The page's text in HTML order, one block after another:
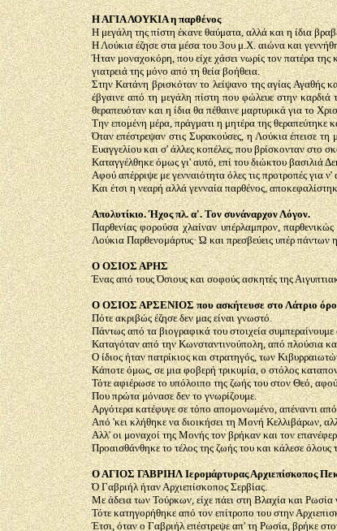
Η ΑΓΙΑ ΛΟΥΚΙΑ η παρθένος
Η μεγάλη της πίστη έκανε θαύματα, αλλά και η ίδια
Η Λούκια έζησε στα μέσα του 3ου μ.Χ. αιώνα και
Ήταν μοναχοκόρη, που είχε χάσει νωρίς τον πατέρα της
γιατρειά της μόνο από τη θεία βοήθεια.
Στην Κατάνη βρισκόταν το λείψανο της αγίας Αγαθής
έβγαινε από τη μεγάλη πίστη που φώλευε στην καρδιά
θεραπευόταν και η ίδια θα πέθαινε μαρτυρικά για το
Την επομένη μέρα, πράγματι η μητέρα της θεραπεύτηκε
Όταν επέστρεψαν στις Συρακούσες, η Λούκια έπεισε
Ευαγγελίου και σ' άλλες κοπέλες, που βρίσκονταν στο
Καταγγέλθηκε όμως γι' αυτό, επί του διώκτου βασιλιά
Αφού απέρριψε με γενναιότητα όλες τις προτροπές για
Και έτσι η νεαρή αλλά γενναία παρθένος,
Απολυτίκιο. Ήχος πλ. α'. Τον συνάναρχον Λόγον.
Παρθενίας φορούσα χλαίναν υπέρλαμπρον,
Λούκια Παρθενομάρτυς· Ώ και πρεσβεύεις υπέρ πάντων
Ο ΟΣΙΟΣ ΑΡΗΣ
Ένας από τους Όσιους και σοφούς ασκητές της
Ο ΟΣΙΟΣ ΑΡΣΕΝΙΟΣ που ασκήτευσε στο Λάτριο
Πότε ακριβώς έζησε δεν μας είναι γνωστό.
Πάντως από τα βιογραφικά του στοιχεία
Καταγόταν από την Κωνσταντινούπολη, από πλούσια
Ο ίδιος ήταν πατρίκιος και στρατηγός, των
Κάποτε όμως, σε μια φοβερή τρικυμία, ο στόλος
Τότε αφιέρωσε το υπόλοιπο της ζωής του στον Θεό,
Που πρώτα μόνασε δεν το γνωρίζουμε.
Αργότερα κατέφυγε σε τόπο απομονωμένο, απέναντι
Από 'κει κλήθηκε να διοικήσει τη Μονή Κελλιβάρων,
Αλλ' οι μοναχοί της Μονής τον βρήκαν και τον
Προαισθάνθηκε το τέλος της ζωής του και κάλεσε
Ο ΑΓΙΟΣ ΓΑΒΡΙΗΛ Ιερομάρτυρας Αρχιεπίσκοπος
Ό Γαβριήλ ήταν Αρχιεπίσκοπος Σερβίας.
Με άδεια των Τούρκων, είχε πάει στη Βλαχία και Ρωσία
Τότε κατηγορήθηκε από τον επίτροπο του στην
Έτσι, όταν ο Γαβριήλ επέστρεψε απ' τη Ρωσία, βρήκε